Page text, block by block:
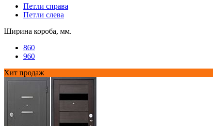
Петли справа
Петли слева
Ширина короба, мм.
860
960
Хит продаж